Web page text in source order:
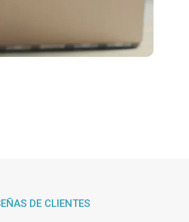
DE CLIENTES